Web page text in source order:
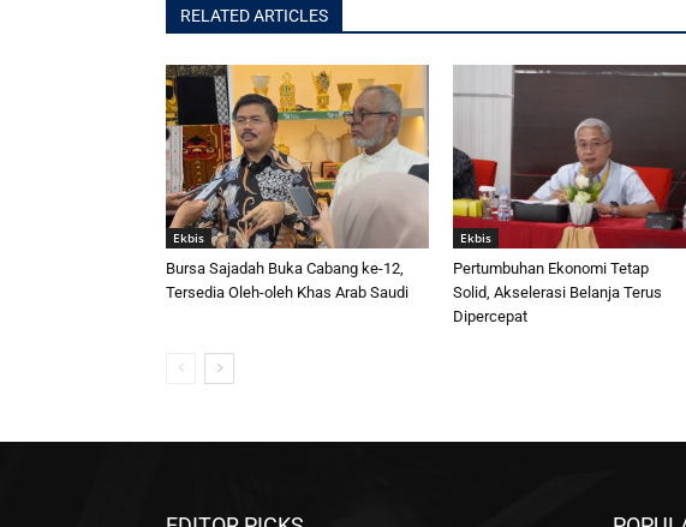
RELATED ARTICLES
Ekbis
Bursa Sajadah Buka Cabang ke-12,
Tersedia Oleh-oleh Khas Arab Saudi
Ekbis
Pertumbuhan Ekonomi Tetap
Solid, Akselerasi Belanja Terus
Dipercepat